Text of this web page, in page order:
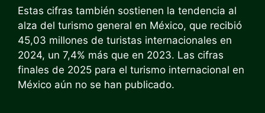
Estas cifras también sostienen la tendencia al
alza del turismo general en México, que recibió
45,03 millones de turistas internacionales en
2024, un 7,4% más que en 2023. Las cifras
finales de 2025 para el turismo internacional en
México aún no se han publicado.